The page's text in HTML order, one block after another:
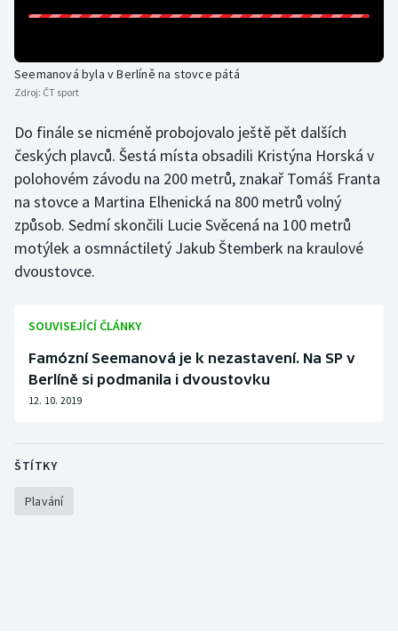
Jezdectví
Krasobruslení
Lezení
Lyže a snowboard
Motorsport
Olympijské hry
Plavání
Plážový volejbal
Seemanová byla v Berlíně na stovce pátá
Zdroj: ČT sport
Do finále se nicméně probojovalo ještě pět dalších
českých plavců. Šestá místa obsadili Kristýna Horská v
polohovém závodu na 200 metrů, znakař Tomáš Franta
na stovce a Martina Elhenická na 800 metrů volný
způsob. Sedmí skončili Lucie Svěcená na 100 metrů
motýlek a osmnáctiletý Jakub Štemberk na kraulové
dvoustovce.
SOUVISEJÍCÍ ČLÁNKY
Famózní Seemanová je k nezastavení. Na SP v
Berlíně si podmanila i dvoustovku
12. 10. 2019
ŠTÍTKY
Plavání